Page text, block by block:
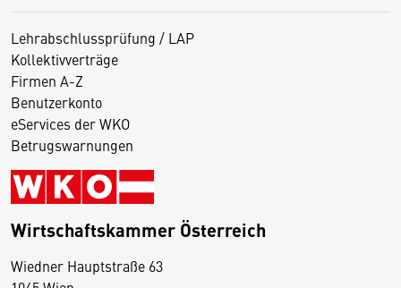
Lehrabschlussprüfung / LAP
Kollektivverträge
Firmen A-Z
Benutzerkonto
eServices der WKO
Betrugswarnungen
Wirtschaftskammer Österreich
Wiedner Hauptstraße 63
D